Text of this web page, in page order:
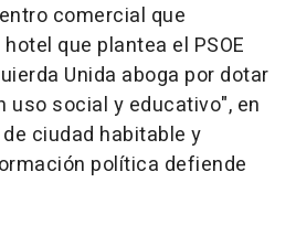
comercial que
que plantea el PSOE
Unida aboga por dotar
uso social y educativo", en
ciudad habitable y
política defiende